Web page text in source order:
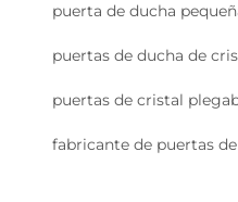
puerta de ducha
puertas de ducha de
puertas de cristal
fabricante de puertas